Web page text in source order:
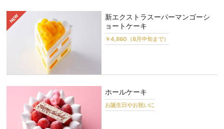
新エクストラスーパーマンゴーシ
ョートケーキ
￥4,860（8月中旬まで）
ホールケーキ
お誕生日やお祝いに